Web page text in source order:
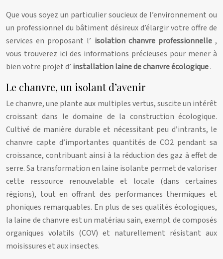
Que vous soyez un particulier soucieux de l’environnement ou
un professionnel du bâtiment désireux d’élargir votre offre de
services en proposant l’ isolation chanvre professionnelle ,
vous trouverez ici des informations précieuses pour mener à
bien votre projet d’ installation laine de chanvre écologique.
Le chanvre, un isolant d’avenir
Le chanvre, une plante aux multiples vertus, suscite un intérêt
croissant dans le domaine de la construction écologique.
Cultivé de manière durable et nécessitant peu d’intrants, le
chanvre capte d’importantes quantités de CO2 pendant sa
croissance, contribuant ainsi à la réduction des gaz à effet de
serre. Sa transformation en laine isolante permet de valoriser
cette ressource renouvelable et locale (dans certaines
régions), tout en offrant des performances thermiques et
phoniques remarquables. En plus de ses qualités écologiques,
la laine de chanvre est un matériau sain, exempt de composés
organiques volatils (COV) et naturellement résistant aux
moisissures et aux insectes.